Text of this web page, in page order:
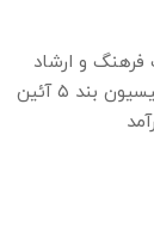
فرهنگ و ارشاد
اسلامی و رئیس جمعیت هلال احمر کشور درخصوص بازگشایی سینما تربیت مهاباد در صورت موافقت کمیسیون بند ۵ آئین